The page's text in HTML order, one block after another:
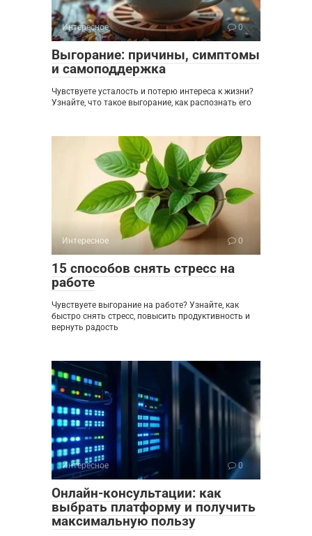
Интересное 0
Выгорание: причины, симптомы
и самоподдержка
Чувствуете усталость и потерю интереса к жизни?
Узнайте, что такое выгорание, как распознать его
Интересное 0
15 способов снять стресс на
работе
Чувствуете выгорание на работе? Узнайте, как
быстро снять стресс, повысить продуктивность и
вернуть радость
Интересное 0
Онлайн-консультации: как
выбрать платформу и получить
максимальную пользу